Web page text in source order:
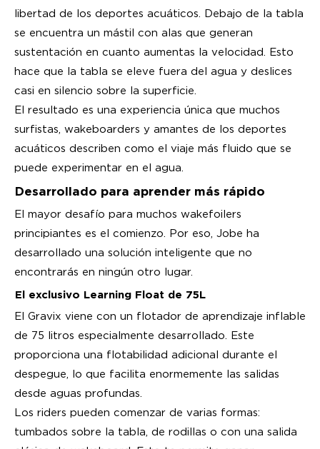
libertad de los deportes acuáticos. Debajo de la tabla
se encuentra un mástil con alas que generan
sustentación en cuanto aumentas la velocidad. Esto
hace que la tabla se eleve fuera del agua y deslices
casi en silencio sobre la superficie.
El resultado es una experiencia única que muchos
surfistas, wakeboarders y amantes de los deportes
acuáticos describen como el viaje más fluido que se
puede experimentar en el agua.
Desarrollado para aprender más rápido
El mayor desafío para muchos wakefoilers
principiantes es el comienzo. Por eso, Jobe ha
desarrollado una solución inteligente que no
encontrarás en ningún otro lugar.
El exclusivo Learning Float de 75L
El Gravix viene con un flotador de aprendizaje inflable
de 75 litros especialmente desarrollado. Este
proporciona una flotabilidad adicional durante el
despegue, lo que facilita enormemente las salidas
desde aguas profundas.
Los riders pueden comenzar de varias formas:
tumbados sobre la tabla, de rodillas o con una salida